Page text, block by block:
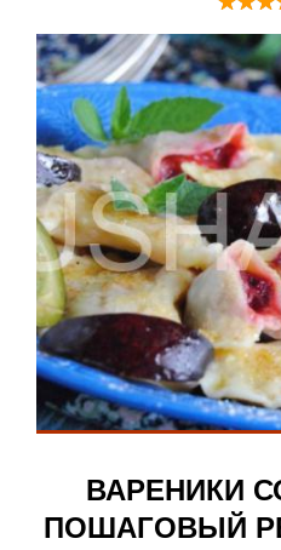
ВАРЕНИКИ
ПОШАГОВЫЙ